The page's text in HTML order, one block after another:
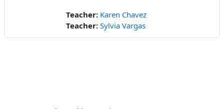
Teacher: Karen Chavez
Teacher: Sylvia Vargas